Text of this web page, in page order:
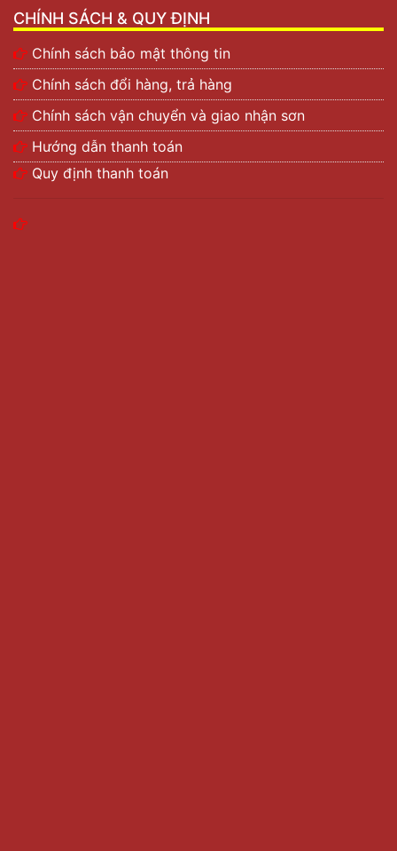
CHÍNH SÁCH & QUY ĐỊNH
Chính sách bảo mật thông tin
Chính sách đổi hàng, trả hàng
Chính sách vận chuyển và giao nhận sơn
Hướng dẫn thanh toán
Quy định thanh toán